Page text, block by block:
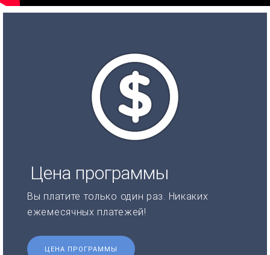
Цена программы
Вы платите только один раз. Никаких
ежемесячных платежей!
ЦЕНА ПРОГРАММЫ